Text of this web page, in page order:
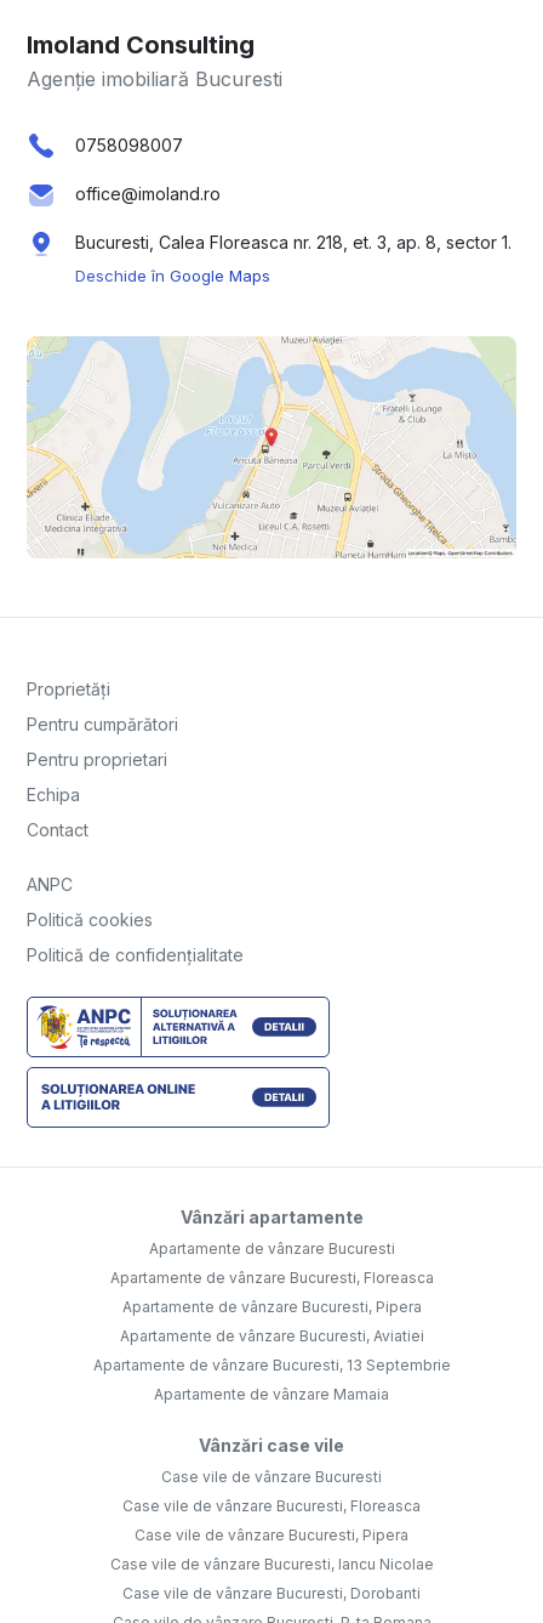
Imoland Consulting
Agenție imobiliară Bucuresti
0758098007
office@imoland.ro
Bucuresti, Calea Floreasca nr. 218, et. 3, ap. 8, sector 1.
Deschide în Google Maps
Proprietăți
Pentru cumpărători
Pentru proprietari
Echipa
Contact
ANPC
Politică cookies
Politică de confidențialitate
Vânzări apartamente
Apartamente de vânzare Bucuresti
Apartamente de vânzare Bucuresti, Floreasca
Apartamente de vânzare Bucuresti, Pipera
Apartamente de vânzare Bucuresti, Aviatiei
Apartamente de vânzare Bucuresti, 13 Septembrie
Apartamente de vânzare Mamaia
Vânzări case vile
Case vile de vânzare Bucuresti
Case vile de vânzare Bucuresti, Floreasca
Case vile de vânzare Bucuresti, Pipera
Case vile de vânzare Bucuresti, Iancu Nicolae
Case vile de vânzare Bucuresti, Dorobanti